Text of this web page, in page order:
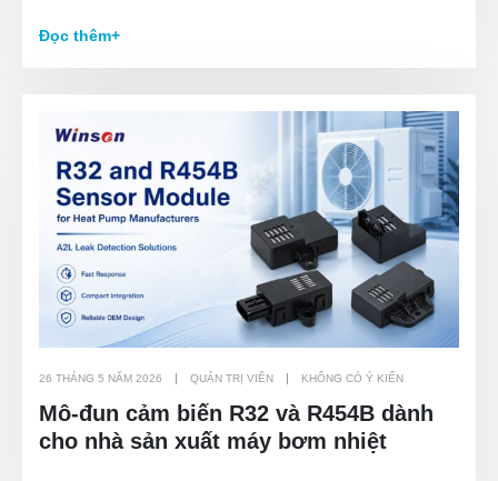
Đọc thêm+
26 THÁNG 5 NĂM 2026 QUẢN TRỊ VIÊN KHÔNG CÓ Ý KIẾN
Mô-đun cảm biến R32 và R454B dành
cho nhà sản xuất máy bơm nhiệt